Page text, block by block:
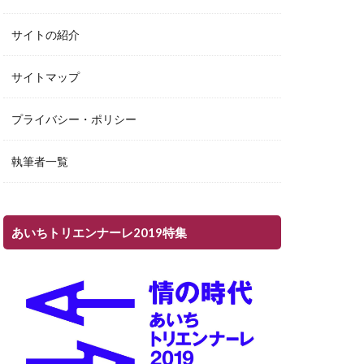
サイトの紹介
サイトマップ
プライバシー・ポリシー
執筆者一覧
あいちトリエンナーレ2019特集